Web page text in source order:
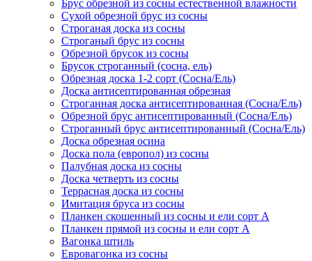
Брус обрезной из сосны естественной влажности
Сухой обрезной брус из сосны
Строганая доска из сосны
Строганый брус из сосны
Обрезной брусок из сосны
Брусок строганный (сосна, ель)
Обрезная доска 1-2 сорт (Сосна/Ель)
Доска антисептированная обрезная
Строганная доска антисептированная (Сосна/Ель)
Обрезной брус антисептированный (Сосна/Ель)
Строганный брус антисептированный (Сосна/Ель)
Доска обрезная осина
Доска пола (европол) из сосны
Палубная доска из сосны
Доска четверть из сосны
Террасная доска из сосны
Имитация бруса из сосны
Планкен скошенный из сосны и ели cорт А
Планкен прямой из сосны и ели cорт А
Вагонка штиль
Евровагонка из сосны